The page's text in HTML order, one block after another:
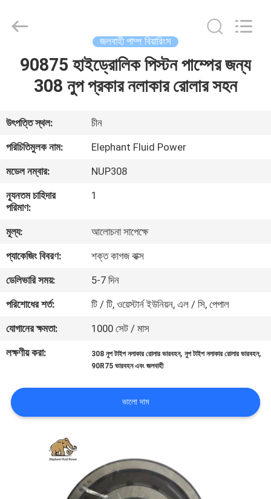
বাড়ি
আমাদের
সম্পর্কে
কারখানা
ভ্রমণ
মান
নিয়ন্ত্রণ
যোগাযোগ
করুন
খবর
কেস
Power
Co.,Ltd.
Reserved.
জলবাহী পাম্প বিয়ারিংস
90875 হাইড্রোলিক পিস্টন পাম্পের জন্য
308 নুপ প্রকার নলাকার রোলার সহন
উৎপত্তি স্থল:
চীন
পরিচিতিমুলক নাম:
Elephant Fluid Power
মডেল নম্বার:
NUP308
ন্যূনতম চাহিদার
পরিমাণ:
1
মূল্য:
আলোচনা সাপেক্ষে
প্যাকেজিং বিবরণ:
শক্ত কাগজ বাক্স
ডেলিভারি সময়:
5-7 দিন
পরিশোধের শর্ত:
টি / টি, ওয়েস্টার্ন ইউনিয়ন, এল / সি, পেপাল
যোগানের ক্ষমতা:
1000 সেট / মাস
লক্ষণীয় করা:
308 নুপ টাইপ নলাকার রোলার ভারবহন,নুপ টাইপ নলাকার রোলার ভারবহন,
90R75 ভারবহন এবং জলবাহী
ভালো দাম